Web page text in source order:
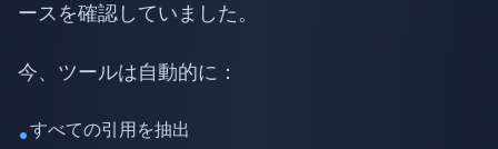
ースを確認していました。
今、ツールは自動的に：
•すべての引用を抽出